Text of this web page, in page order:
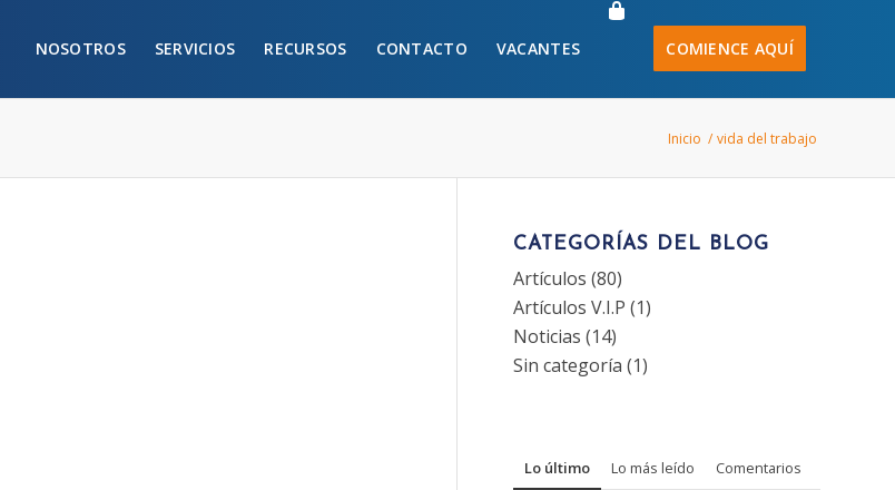
NOSOTROS SERVICIOS RECURSOS CONTACTO VACANTES COMIENCE AQUÍ
Inicio / vida del trabajo
CATEGORÍAS DEL BLOG
Artículos (80)
Artículos V.I.P (1)
Noticias (14)
Sin categoría (1)
Lo último Lo más leído Comentarios